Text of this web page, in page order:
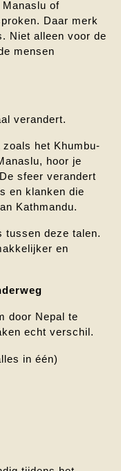
Manaslu of
Daar merk
Niet alleen voor de
mensen
verandert.
zoals het Khumbu-
hoor je
sfeer verandert
en klanken die
Kathmandu.
tussen deze talen.
en
door Nepal te
echt verschil.
in één)